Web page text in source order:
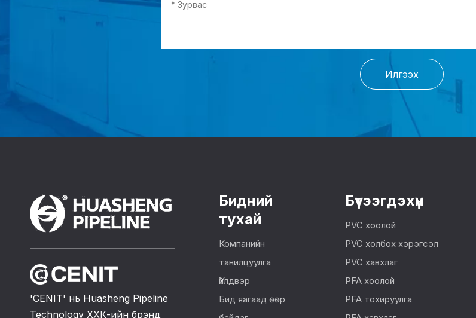
Илгээх
'CENIT' нь Huasheng Pipeline
Technology ХХК-ийн брэнд
Бидний
тухай
Компанийн
танилцуулга
Үйлдвэр
Бид яагаад өөр
Бүтээгдэхүүн
PVC хоолой
PVC холбох хэрэгсэл
PVC хавхлаг
PFA хоолой
PFA тохируулга